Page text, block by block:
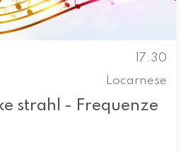
17.30
Locarnese
strahl - Frequenze